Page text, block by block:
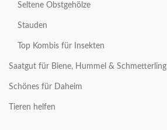
Seltene Obstgehölze
Stauden
Top Kombis für Insekten
Saatgut für Biene, Hummel & Schmetterling
Schönes für Daheim
Tieren helfen